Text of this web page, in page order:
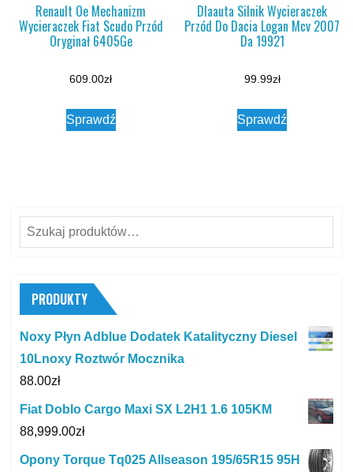
Renault Oe Mechanizm
Wycieraczek Fiat Scudo Przód
Oryginał 6405Ge
609.00zł
Sprawdź
Dlaauta Silnik Wycieraczek
Przód Do Dacia Logan Mcv 2007
Da 19921
99.99zł
Sprawdź
Szukaj:
PRODUKTY
Noxy Płyn Adblue Dodatek Katalityczny Diesel
10Lnoxy Roztwór Mocznika
88.00zł
Fiat Doblo Cargo Maxi SX L2H1 1.6 105KM
88,999.00zł
Opony Torque Tq025 Allseason 195/65R15 95H